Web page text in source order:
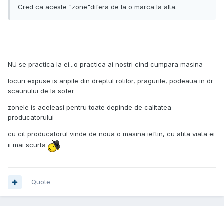
Cred ca aceste "zone"difera de la o marca la alta.
NU se practica la ei...o practica ai nostri cind cumpara masina
locuri expuse is aripile din dreptul rotilor, pragurile, podeaua in dr
scaunului de la sofer
zonele is aceleasi pentru toate depinde de calitatea
producatorului
cu cit producatorul vinde de noua o masina ieftin, cu atita viata ei
ii mai scurta
Quote